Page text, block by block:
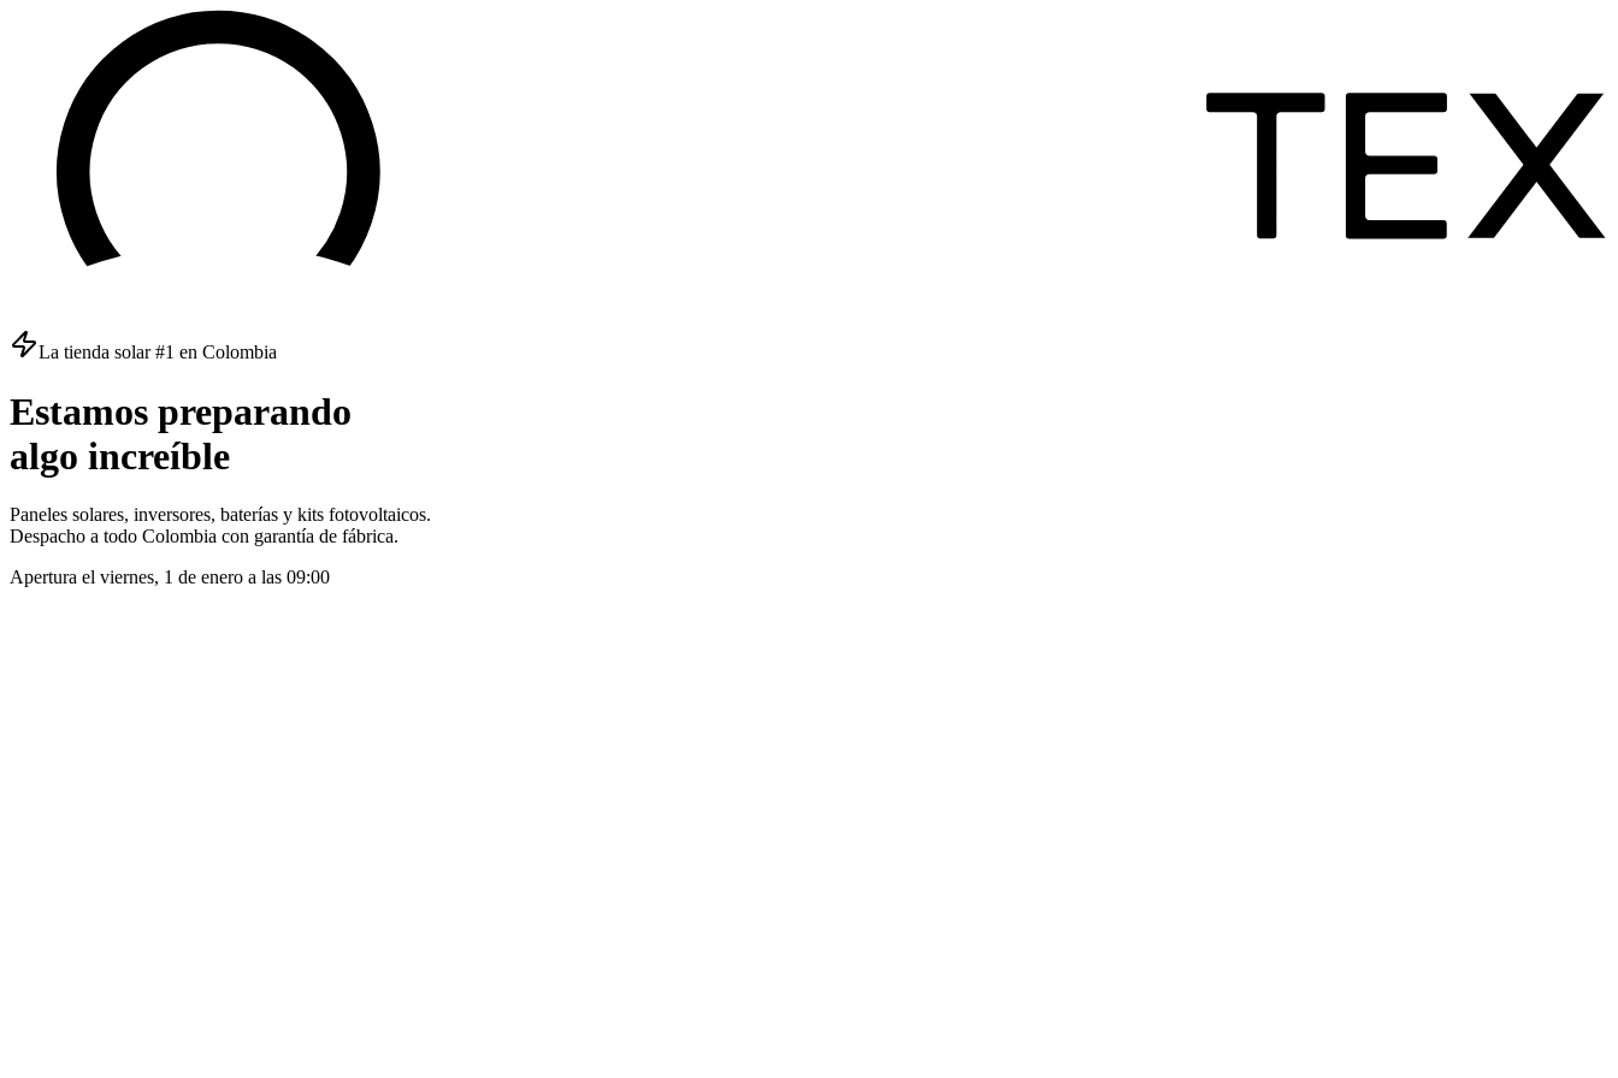
La tienda solar #1 en Colombia
Estamos preparando
algo increíble
Paneles solares, inversores, baterías y kits fotovoltaicos.
Despacho a todo Colombia con garantía de fábrica.
Apertura el viernes, 1 de enero a las 09:00